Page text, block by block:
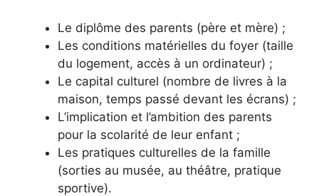
Le diplôme des parents (père et mère) ;
Les conditions matérielles du foyer (taille
du logement, accès à un ordinateur) ;
Le capital culturel (nombre de livres à la
maison, temps passé devant les écrans) ;
L’implication et l’ambition des parents
pour la scolarité de leur enfant ;
Les pratiques culturelles de la famille
(sorties au musée, au théâtre, pratique
sportive).